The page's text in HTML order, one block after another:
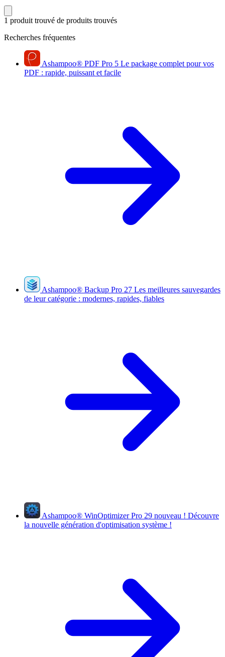
1 produit trouvé de produits trouvés
Recherches fréquentes
Ashampoo® PDF Pro 5 Le package complet pour vos
PDF : rapide, puissant et facile
Ashampoo® Backup Pro 27 Les meilleures sauvegardes
de leur catégorie : modernes, rapides, fiables
Ashampoo® WinOptimizer Pro 29 nouveau ! Découvre
la nouvelle génération d'optimisation système !